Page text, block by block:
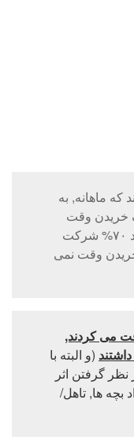
که ماهانه, به
پول صرف خریدن وقت
میکنند. خود این موضوع جالبه: حدود ۷۰% شرکت
وقت نمی
می کردند,
(و البته با
گرفتن اثر
بچه ها, تاهل/